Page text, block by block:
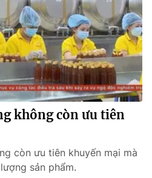
không còn ưu tiên
còn ưu tiên khuyến mại mà
sản phẩm.